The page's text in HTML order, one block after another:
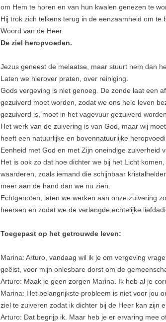
om Hem te horen en van hun kwalen genezen te
Hij trok zich telkens terug in de eenzaamheid om te
Woord van de Heer.
De ziel heropvoeden.
Jezus geneest de melaatse, maar stuurt hem dan
Laten we hierover praten, over reiniging.
Gods vergeving is niet genoeg. De zonde laat een
gezuiverd moet worden, zodat we ons hele leven
gezuiverd is, moet in het vagevuur gezuiverd
Het werk van de zuivering is van God, maar wij
heeft een natuurlijke en bovennatuurlijke
Eenheid met God en met Zijn oneindige zuiverheid
Het is ook zo dat hoe dichter we bij het Licht
waarderen, zoals iemand die schijnbaar
meer aan de hand dan we nu zien.
Echtgenoten, laten we werken aan onze zuivering
heersen en zodat we de verlangde echtelijke
Toegepast op het getrouwde leven:
Marina: Arturo, vandaag wil ik je om vergeving
geëist, voor mijn onlesbare dorst om de
Arturo: Maak je geen zorgen Marina. Ik heb al je
Marina: Het belangrijkste probleem is niet voor jou
ziel te zuiveren zodat ik dichter bij de Heer kan zijn
Arturo: Dat begrijp ik. Maar heb je er ervaring mee